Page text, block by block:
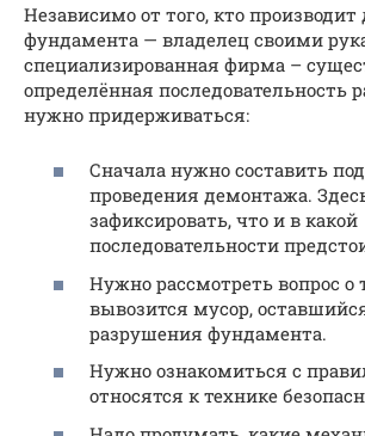
Независимо от того, кто
фундамента — владелец своими
специализированная фирма –
определённая последовательность
нужно придерживаться:
Сначала нужно составить
проведения демонтажа.
зафиксировать, что и в какой
последовательности
Нужно рассмотреть вопрос о
вывозится мусор,
разрушения фундамента.
Нужно ознакомиться с
относятся к технике